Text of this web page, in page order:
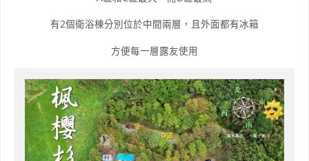
有2個衛浴棟分別位於中間兩層，且外面都有冰箱
方便每一層露友使用